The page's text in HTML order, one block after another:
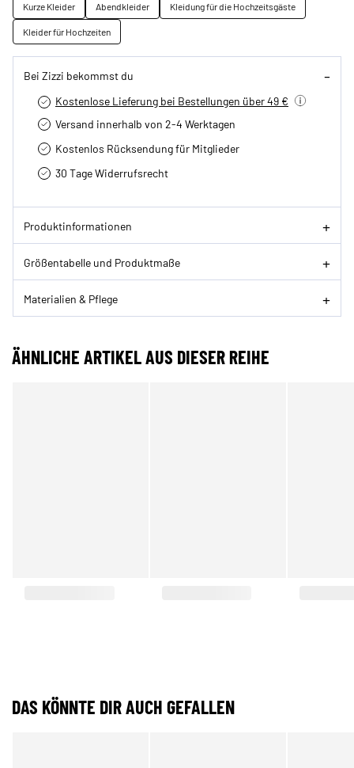
Kurze Kleider Abendkleider
Kleidung für die Hochzeitsgäste
Kleider für Hochzeiten
Bei Zizzi bekommst du
Kostenlose Lieferung bei Bestellungen über 49 €
Versand innerhalb von 2-4 Werktagen
Kostenlos Rücksendung für Mitglieder
30 Tage Widerrufsrecht
Produktinformationen
Größentabelle und Produktmaße
Materialien & Pflege
ÄHNLICHE ARTIKEL AUS DIESER REIHE
DAS KÖNNTE DIR AUCH GEFALLEN